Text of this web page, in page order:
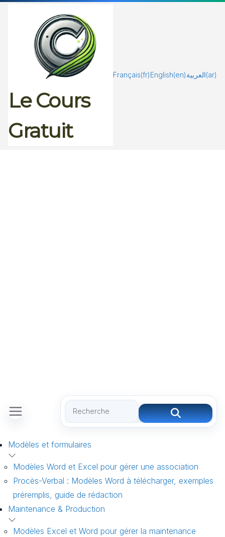
Le Cours
Gratuit
Français(fr) English(en)العربية(ar)
Modèles et formulaires
Modèles Word et Excel pour gérer une association
Procès-Verbal : Modèles Word à télécharger, exemples
préremplis, guide de rédaction
Maintenance & Production
Modèles Excel et Word pour gérer la maintenance